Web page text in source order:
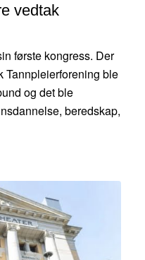
vedtak
første kongress. Der
Tannpleierforening ble
og det ble
beredskap,